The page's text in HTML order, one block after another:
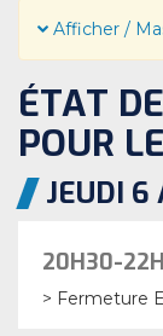
Afficher /
ÉTAT
POUR
JEUDI 6
20H30-
> Fermeture